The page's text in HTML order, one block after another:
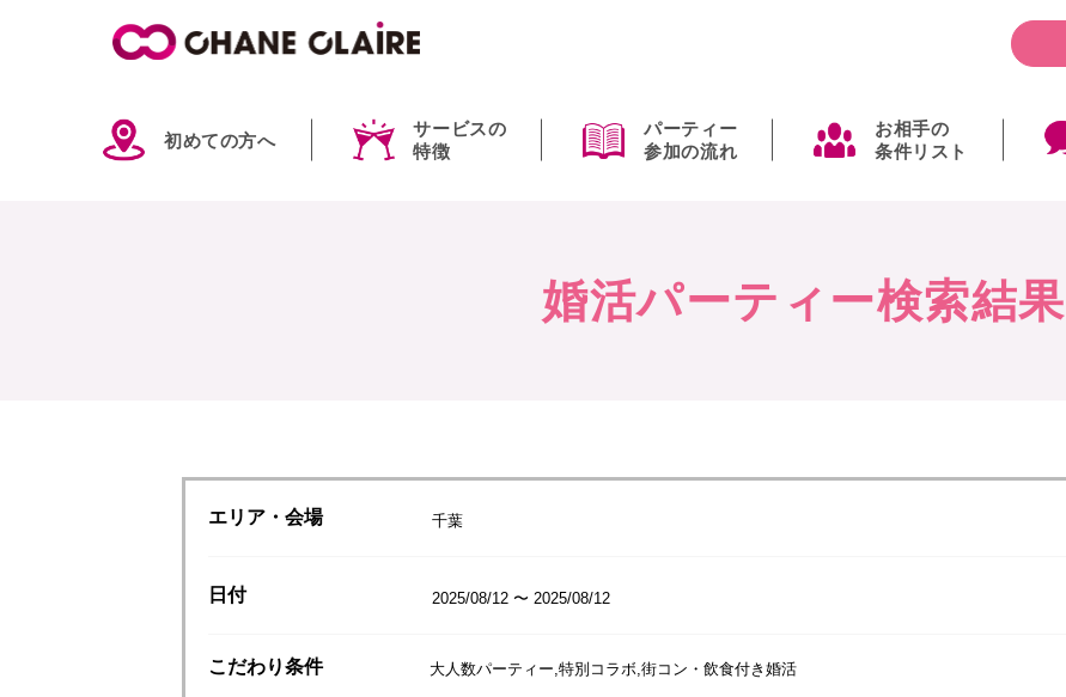
初めての方へ
サービスの
特徴
パーティー
参加の流れ
お相手の
条件リスト
婚活パーティー検索結果
エリア・会場 千葉
日付 2025/08/12 〜 2025/08/12
こだわり条件 大人数パーティー,特別コラボ,街コン・飲食付き婚活